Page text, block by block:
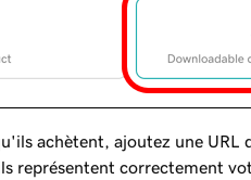
achètent, ajoutez une URL
représentent correctement